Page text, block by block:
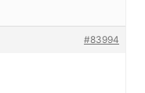
#83994